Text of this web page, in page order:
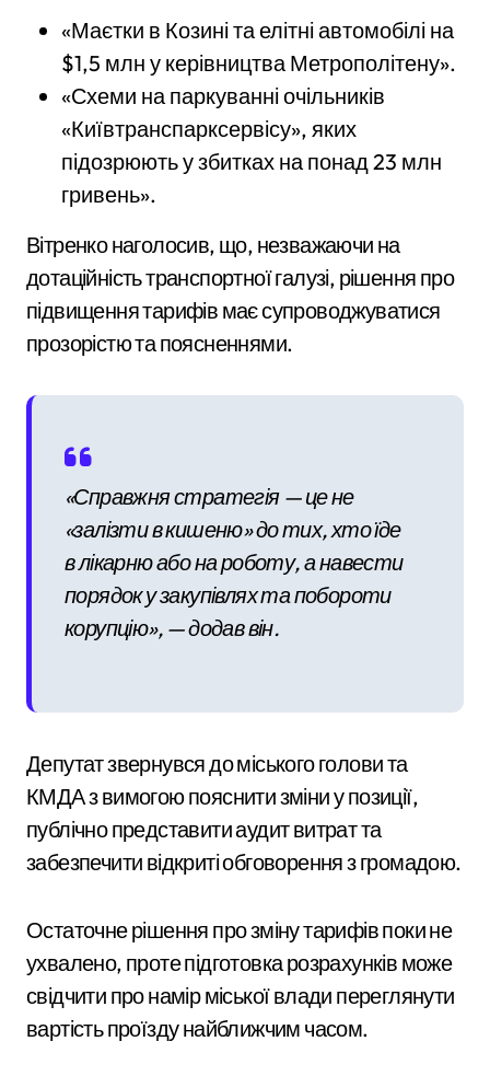
«Маєтки в Козині та елітні автомобілі на
$1,5 млн у керівництва Метрополітену».
«Схеми на паркуванні очільників
«Київтранспарксервісу», яких
підозрюють у збитках на понад 23 млн
гривень».
Вітренко наголосив, що, незважаючи на
дотаційність транспортної галузі, рішення про
підвищення тарифів має супроводжуватися
прозорістю та поясненнями.
«Справжня стратегія — це не
«залізти в кишеню» до тих, хто їде
в лікарню або на роботу, а навести
порядок у закупівлях та побороти
корупцію», — додав він.
Депутат звернувся до міського голови та
КМДА з вимогою пояснити зміни у позиції,
публічно представити аудит витрат та
забезпечити відкриті обговорення з громадою.
Остаточне рішення про зміну тарифів поки не
ухвалено, проте підготовка розрахунків може
свідчити про намір міської влади переглянути
вартість проїзду найближчим часом.